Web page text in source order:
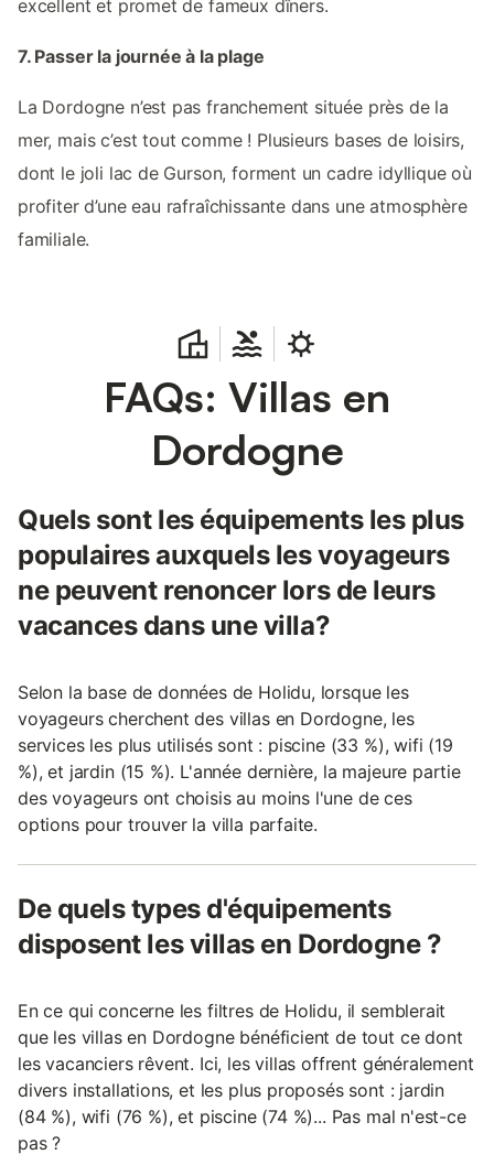
excellent et promet de fameux dîners.
7. Passer la journée à la plage
La Dordogne n’est pas franchement située près de la
mer, mais c’est tout comme ! Plusieurs bases de loisirs,
dont le joli lac de Gurson, forment un cadre idyllique où
profiter d’une eau rafraîchissante dans une atmosphère
familiale.
FAQs: Villas en
Dordogne
Quels sont les équipements les plus
populaires auxquels les voyageurs
ne peuvent renoncer lors de leurs
vacances dans une villa?
Selon la base de données de Holidu, lorsque les
voyageurs cherchent des villas en Dordogne, les
services les plus utilisés sont : piscine (33 %), wifi (19
%), et jardin (15 %). L'année dernière, la majeure partie
des voyageurs ont choisis au moins l'une de ces
options pour trouver la villa parfaite.
De quels types d'équipements
disposent les villas en Dordogne ?
En ce qui concerne les filtres de Holidu, il semblerait
que les villas en Dordogne bénéficient de tout ce dont
les vacanciers rêvent. Ici, les villas offrent généralement
divers installations, et les plus proposés sont : jardin
(84 %), wifi (76 %), et piscine (74 %)... Pas mal n'est-ce
pas ?